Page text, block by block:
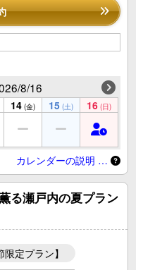
8/16
14 (金) 15 (土) 16 (日)
カレンダーの説明 …
瀬戸内の夏プラン
定プラン】